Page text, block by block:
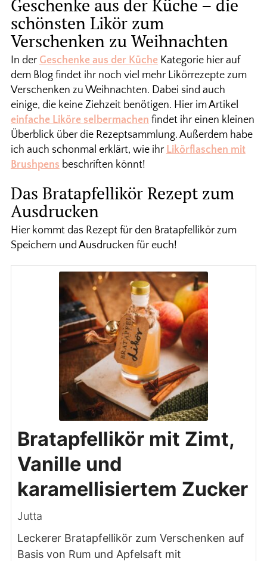
Geschenke aus der Küche – die
schönsten Likör zum
Verschenken zu Weihnachten
In der Geschenke aus der KücheKategorie hier auf
dem Blog findet ihr noch viel mehr Likörrezepte zum
Verschenken zu Weihnachten. Dabei sind auch
einige, die keine Ziehzeit benötigen. Hier im Artikel
einfache Liköre selbermachen findet ihr einen kleinen
Überblick über die Rezeptsammlung. Außerdem habe
ich auch schonmal erklärt, wie ihr Likörflaschen mit
Brushpens beschriften könnt!
Das Bratapfellikör Rezept zum
Ausdrucken
Hier kommt das Rezept für den Bratapfellikör zum
Speichern und Ausdrucken für euch!
Bratapfellikör mit Zimt,
Vanille und
karamellisiertem Zucker
Jutta
Leckerer Bratapfellikör zum Verschenken auf
Basis von Rum und Apfelsaft mit